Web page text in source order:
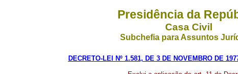
Presidência da
Casa Civil
Subchefia para Assuntos
DECRETO-LEI Nº 1.581, DE 3 DE NOVEMBRO DE